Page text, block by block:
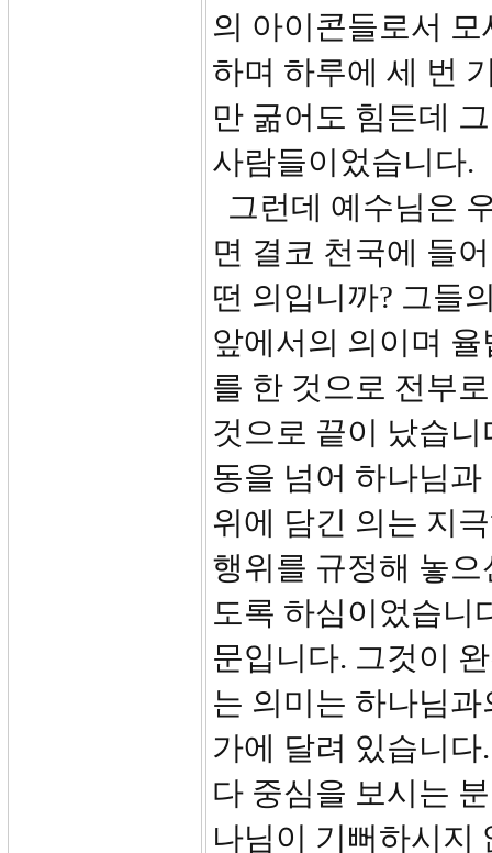
의 아이콘들로서
하며 하루에 세 번
만 굶어도 힘든데
사람들이었습니다.
그런데 예수님은
면 결코 천국에 들
떤 의입니까? 그들
앞에서의 의이며
를 한 것으로 전부
것으로 끝이 났습
동을 넘어 하나님
위에 담긴 의는 지
행위를 규정해 놓
도록 하심이었습니
문입니다. 그것이
는 의미는 하나님
가에 달려 있습니
다 중심을 보시는
나님이 기뻐하시지